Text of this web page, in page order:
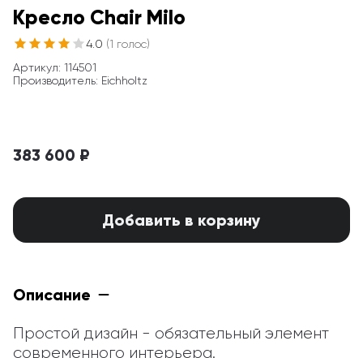
Кресло Chair Milo
4.0 (1 голос)
Артикул: 114501
Производитель: Eichholtz
383 600 ₽
Добавить в корзину
Описание
Простой дизайн - обязательный элемент
современного интерьера.